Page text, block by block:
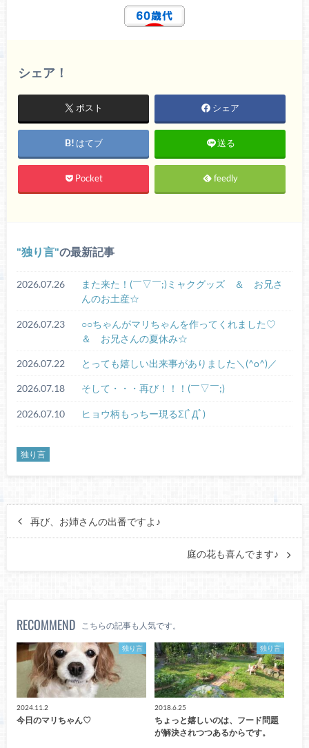
シェア！
ポスト シェア
はてブ 送る
Pocket feedly
独り言 の最新記事
2026.07.26
また来た！(￣▽￣;)ミャクグッズ ＆ お兄さ
んのお土産☆
2026.07.23
○○ちゃんがマリちゃんを作ってくれました♡
＆ お兄さんの夏休み☆
2026.07.22 とっても嬉しい出来事がありました＼(^o^)／
2026.07.18 そして・・・再び！！！(￣▽￣;)
2026.07.10 ヒョウ柄もっちー現るΣ(ﾟДﾟ)
独り言
再び、お姉さんの出番ですよ♪
庭の花も喜んでます♪
RECOMMEND こちらの記事も人気です。
独り言
2024.11.2
今日のマリちゃん♡
独り言
2018.6.25
ちょっと嬉しいのは、フード問題
が解決されつつあるからです。